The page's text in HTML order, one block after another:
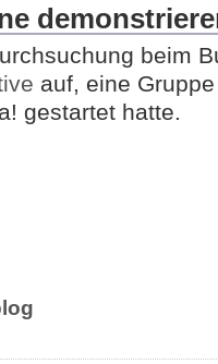
beim
auf, eine
gestartet hatte.